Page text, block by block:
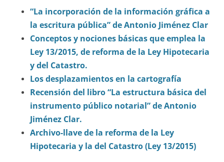
“La incorporación de la información gráfica a
la escritura pública” de Antonio Jiménez Clar
Conceptos y nociones básicas que emplea la
Ley 13/2015, de reforma de la Ley Hipotecaria
y del Catastro.
Los desplazamientos en la cartografía
Recensión del libro “La estructura básica del
instrumento público notarial” de Antonio
Jiménez Clar.
Archivo-llave de la reforma de la Ley
Hipotecaria y la del Catastro (Ley 13/2015)